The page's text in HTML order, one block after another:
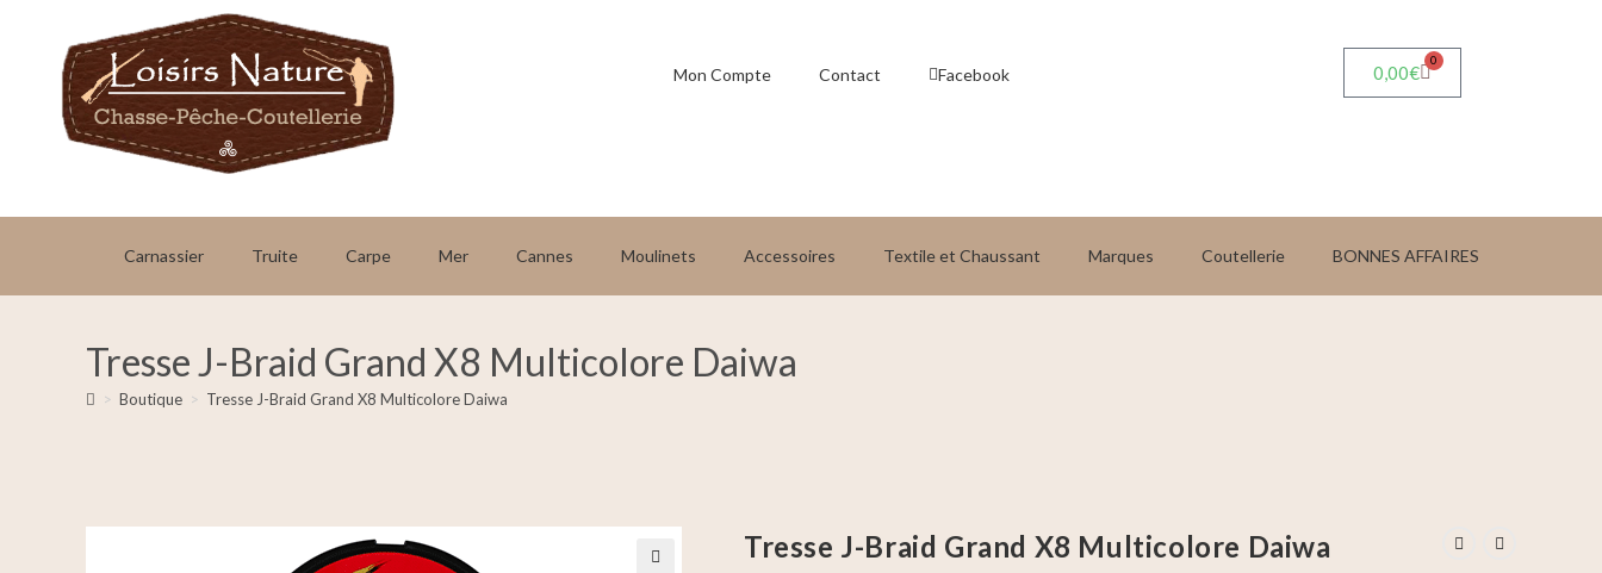
Mon Compte Contact Facebook 0,00€
0
Carnassier Truite Carpe Mer Cannes Moulinets Accessoires Textile et Chaussant Marques Coutellerie BONNES AFFAIRES
Tresse J-Braid Grand X8 Multicolore Daiwa
> Boutique > Tresse J-Braid Grand X8 Multicolore Daiwa
Tresse J-Braid Grand X8 Multicolore Daiwa